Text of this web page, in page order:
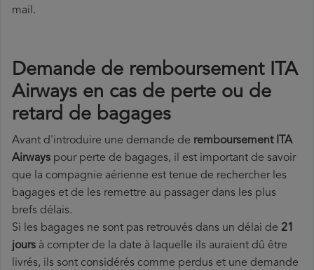
mail.
Demande de remboursement ITA
Airways en cas de perte ou de
retard de bagages
Avant d'introduire une demande de remboursement ITA
Airways pour perte de bagages, il est important de savoir
que la compagnie aérienne est tenue de rechercher les
bagages et de les remettre au passager dans les plus
brefs délais.
Si les bagages ne sont pas retrouvés dans un délai de 21
jours à compter de la date à laquelle ils auraient dû être
livrés, ils sont considérés comme perdus et une demande